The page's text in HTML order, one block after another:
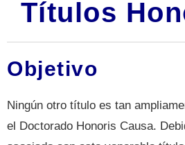
Títulos
Objetivo
Ningún otro título es tan
el Doctorado Honoris Causa.